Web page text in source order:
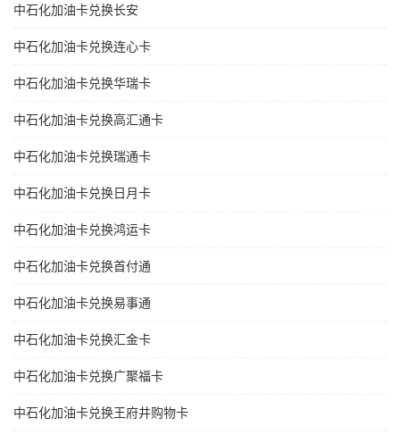
中石化加油卡兑换长安
中石化加油卡兑换连心卡
中石化加油卡兑换华瑞卡
中石化加油卡兑换高汇通卡
中石化加油卡兑换瑞通卡
中石化加油卡兑换日月卡
中石化加油卡兑换鸿运卡
中石化加油卡兑换首付通
中石化加油卡兑换易事通
中石化加油卡兑换汇金卡
中石化加油卡兑换广聚福卡
中石化加油卡兑换王府井购物卡